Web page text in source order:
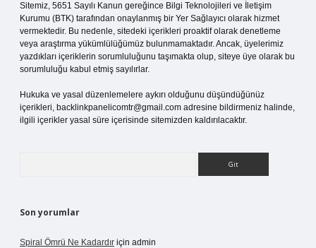
Sitemiz, 5651 Sayılı Kanun gereğince Bilgi Teknolojileri ve İletişim
Kurumu (BTK) tarafından onaylanmış bir Yer Sağlayıcı olarak hizmet
vermektedir. Bu nedenle, sitedeki içerikleri proaktif olarak denetleme
veya araştırma yükümlülüğümüz bulunmamaktadır. Ancak, üyelerimiz
yazdıkları içeriklerin sorumluluğunu taşımakta olup, siteye üye olarak bu
sorumluluğu kabul etmiş sayılırlar.
Hukuka ve yasal düzenlemelere aykırı olduğunu düşündüğünüz
içerikleri, backlinkpanelicomtr@gmail.com adresine bildirmeniz halinde,
ilgili içerikler yasal süre içerisinde sitemizden kaldırılacaktır.
Son yorumlar
Spiral Ömrü Ne Kadardır için admin